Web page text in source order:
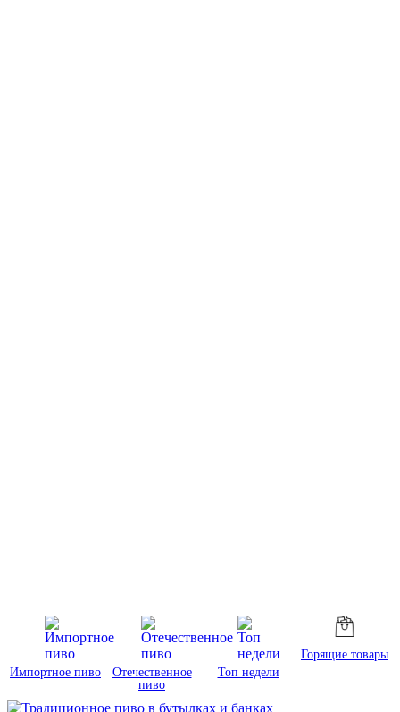
Импортное пиво
Отечественное
пиво
Топ недели
Горящие товары